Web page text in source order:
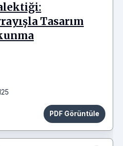
Tasarım
PDF Görüntüle